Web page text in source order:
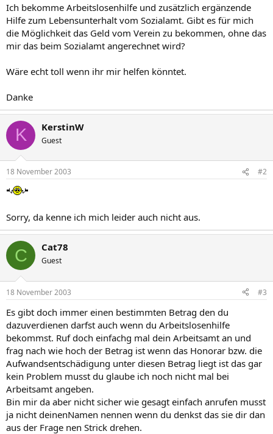
Ich bekomme Arbeitslosenhilfe und zusätzlich ergänzende
Hilfe zum Lebensunterhalt vom Sozialamt. Gibt es für mich
die Möglichkeit das Geld vom Verein zu bekommen, ohne das
mir das beim Sozialamt angerechnet wird?
Wäre echt toll wenn ihr mir helfen könntet.
Danke
K KerstinW
Guest
18 November 2003 #2
Sorry, da kenne ich mich leider auch nicht aus.
C Cat78
Guest
18 November 2003 #3
Es gibt doch immer einen bestimmten Betrag den du
dazuverdienen darfst auch wenn du Arbeitslosenhilfe
bekommst. Ruf doch einfachg mal dein Arbeitsamt an und
frag nach wie hoch der Betrag ist wenn das Honorar bzw. die
Aufwandsentschädigung unter diesen Betrag liegt ist das gar
kein Problem musst du glaube ich noch nicht mal bei
Arbeitsamt angeben.
Bin mir da aber nicht sicher wie gesagt einfach anrufen musst
ja nicht deinenNamen nennen wenn du denkst das sie dir dan
aus der Frage nen Strick drehen.